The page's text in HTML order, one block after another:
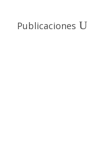
Publicaciones